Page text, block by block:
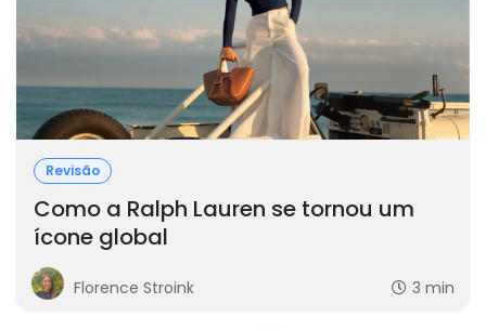
Revisão
Como a Ralph Lauren se tornou um
ícone global
Florence Stroink 3 min